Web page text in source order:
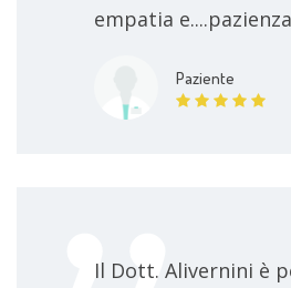
empatia
Paziente
Il Dott. Alivernini è